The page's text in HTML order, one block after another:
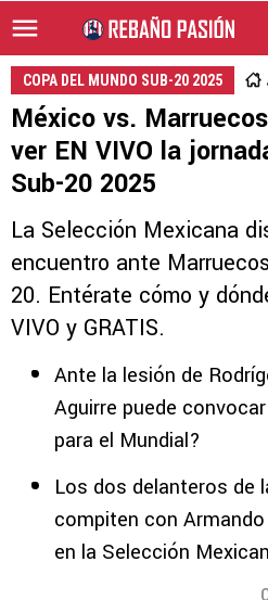
COPA DEL MUNDO SUB-20 2025
México vs.
ver EN VIVO la
Sub-20 2025
La Selección Mexicana
encuentro ante
20. Entérate cómo y
VIVO y GRATIS.
Ante la lesión de
Aguirre puede
para el Mundial?
Los dos delanteros de
compiten con
en la Selección